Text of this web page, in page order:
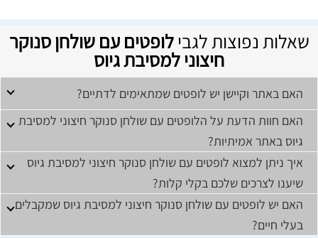
שאלות נפוצות לגבילופטים עם שולחן סנוקר
חיצוני למסיבת גיוס
האם באתר וקיישן יש לופטים שמתאימים לדתיים?
האם חוות הדעת על הלופטים עם שולחן סנוקר חיצוני למסיבת
גיוס באתר אמיתיות?
איך ניתן למצוא לופטים עם שולחן סנוקר חיצוני למסיבת גיוס
שיענו לצרכים שלכם בקלי קלות?
האם יש לופטים עם שולחן סנוקר חיצוני למסיבת גיוס שמקבלים
בעלי חיים?